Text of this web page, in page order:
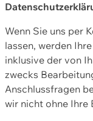
Wenn Sie uns per
lassen, werden
inklusive der von
zwecks
Anschlussfragen
wir nicht ohne Ihre